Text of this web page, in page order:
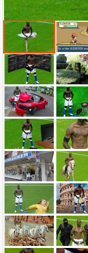
Name:
E-Mail-Adresse (optional):
Kommentar: